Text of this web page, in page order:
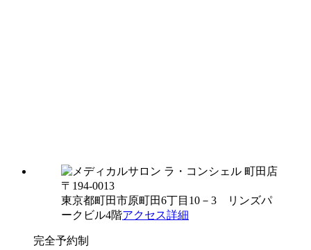
〒194-0013
東京都町田市原町田6丁目10－3 リンズパ
ークビル4階アクセス詳細
完全予約制